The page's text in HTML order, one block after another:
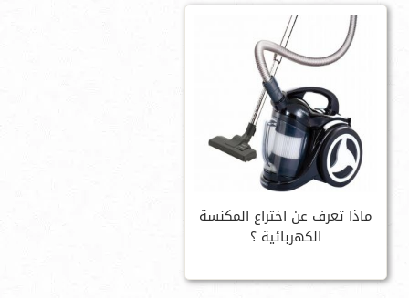
ماذا تعرف عن اختراع المكنسة
الكهربائية ؟